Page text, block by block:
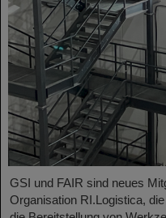
GSI und FAIR sind neues
Organisation RI.Logistica,